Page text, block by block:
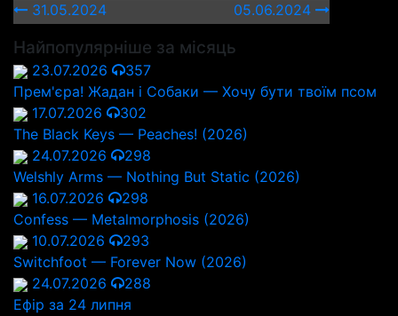
31.05.2024
05.06.2024
Найпопулярніше за місяць
23.07.2026
357
Прем'єра! Жадан і Собаки — Хочу бути твоїм псом
17.07.2026
302
The Black Keys — Peaches! (2026)
24.07.2026
298
Welshly Arms — Nothing But Static (2026)
16.07.2026
298
Confess — Metalmorphosis (2026)
10.07.2026
293
Switchfoot — Forever Now (2026)
24.07.2026
288
Ефір за 24 липня